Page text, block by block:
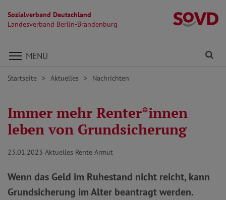
Sozialverband Deutschland
Landesverband Berlin-Brandenburg
Direkt zu den Inhalten springen
MENÜ
Startseite Aktuelles Nachrichten
Immer mehr Renter*innen
leben von Grundsicherung
23.01.2023 Aktuelles Rente Armut
Wenn das Geld im Ruhestand nicht reicht, kann
Grundsicherung im Alter beantragt werden.